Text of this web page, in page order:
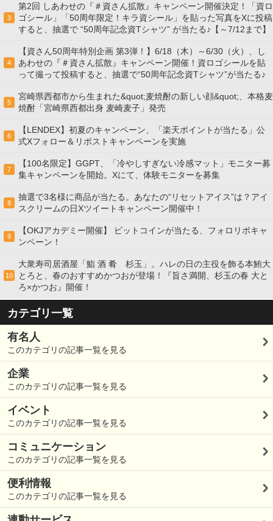
3
第2回 しあわせの『＃資さん拡散』キャンペーン開催決定！「資ロ
ゴシール」「50周年限定！キラ資シール」を貼った写真をXに投稿
すると、抽選で “50周年記念資Tシャツ” が当たる♪【～7/12まで】
4
【資さん50周年特別企画 第3弾！】6/18（木）～6/30（火）、し
あわせの『＃資さん拡散』キャンペーン開催！資ロゴシールを貼
って撮って投稿すると、抽選で“50周年記念資Tシャツ”が当たる♪
5
宮崎県西都市から生まれた&quot;麦焼酎の新しい顔&quot;、本格麦
焼酎「宮崎県西都出身 麦崎麦子」発売
6
【LENDEX】初夏のキャンペーン、「楽天ポイントが当たる」公
式Xフォロー＆リポストキャンペーンを実施
7
【100名限定】GGPT、「冷やしすぎない冷感マット」モニター募
集キャンペーンを開始。Xにて、体験モニターを募集
8
抽選で3名様に商品が当たる。あなたの“リセットアイス”は？アイ
スクリームの日Xツイートキャンペーン開催中！
9
【OKJアカデミー開催】 ビットコインが当たる、フォロリポキャ
ンペーン！
10
大衆寿司居酒屋「鮨 酒 肴 杉玉」。ハレの日の主役を飾る本鮪大
とろと、春のおすすめかつおが登場！『旨さ満開、杉玉の春 大と
ろ×かつお』開催！
カテゴリ一覧
有名人
このカテゴリの記事一覧を見る
企業
このカテゴリの記事一覧を見る
イベント
このカテゴリの記事一覧を見る
コミュニケーション
このカテゴリの記事一覧を見る
便利情報
このカテゴリの記事一覧を見る